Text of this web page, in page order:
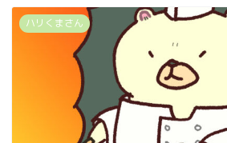
ハリくまさん